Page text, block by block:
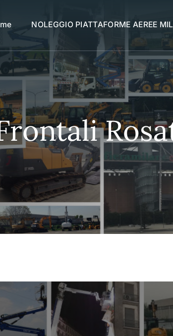
NOLEGGIO PIATTAFORME AEREE